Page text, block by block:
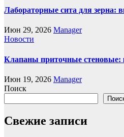
Лабораторные сита для зерна:
Июн 29, 2026 Manager
Новости
Клапаны приточные стеновые:
Июн 19, 2026 Manager
Поиск
Свежие записи